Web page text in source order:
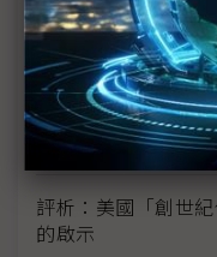
東南亞各國與美貿
產、轉口問題
陳立武與川普關鍵
爾資金
評析：美國「創世
的啟示